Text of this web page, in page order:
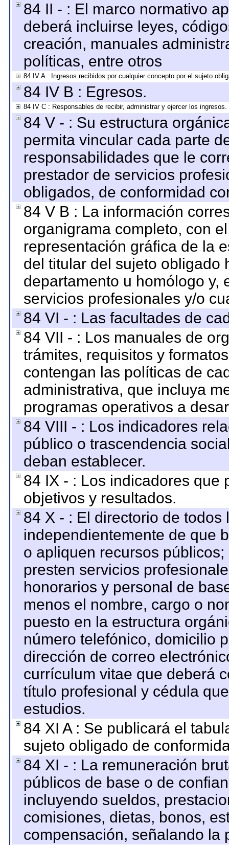
84 II - : El marco normativo
deberá incluirse leyes,
creación, manuales
políticas, entre otros
84 IV A : Ingresos recibidos por cualquier concepto por el sujeto
84 IV B : Egresos.
84 IV C : Responsables de recibir, administrar y ejercer los ingresos.
84 V - : Su estructura
permita vincular cada parte
responsabilidades que le
prestador de servicios
obligados, de conformidad
84 V B : La información
organigrama completo, con
representación gráfica de la
del titular del sujeto obligado
departamento u homólogo y,
servicios profesionales y/o
84 VI - : Las facultades de
84 VII - : Los manuales de
trámites, requisitos y
contengan las políticas de
administrativa, que incluya
programas operativos a
84 VIII - : Los indicadores
público o trascendencia
deban establecer.
84 IX - : Los indicadores que
objetivos y resultados.
84 X - : El directorio de
independientemente de que
o apliquen recursos
presten servicios
honorarios y personal de
menos el nombre, cargo o
puesto en la estructura
número telefónico, domicilio
dirección de correo
currículum vitae que deberá
título profesional y cédula
estudios.
84 XI A : Se publicará el
sujeto obligado de
84 XI - : La remuneración
públicos de base o de
incluyendo sueldos,
comisiones, dietas, bonos,
compensación, señalando la